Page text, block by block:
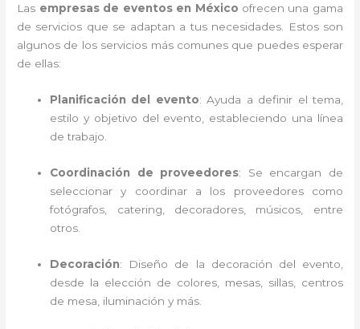
Las empresas de eventos en México ofrecen una gama
de servicios que se adaptan a tus necesidades. Estos son
algunos de los servicios más comunes que puedes esperar
de ellas:
Planificación del evento: Ayuda a definir el tema,
estilo y objetivo del evento, estableciendo una línea
de trabajo.
Coordinación de proveedores: Se encargan de
seleccionar y coordinar a los proveedores como
fotógrafos, catering, decoradores, músicos, entre
otros.
Decoración: Diseño de la decoración del evento,
desde la elección de colores, mesas, sillas, centros
de mesa, iluminación y más.